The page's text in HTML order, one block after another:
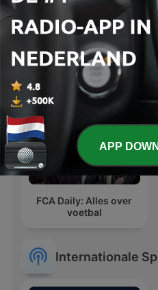
Dick Voormekaar
Podcast
FCA Daily: Alles over
voetbal
Internationale
APP